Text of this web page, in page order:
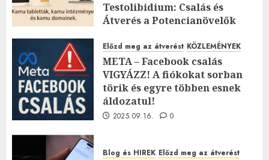
Testolibidium: Csalás és
Átverés a Potencianövelők
2025.11.07. 0
Előzd meg az átverést KÖZLEMÉNYEK
META – Facebook csalás
VIGYÁZZ! A fiókokat sorban
törik és egyre többen esnek
áldozatul!
2025.09.16. 0
Blog és HIREK Előzd meg az átverést